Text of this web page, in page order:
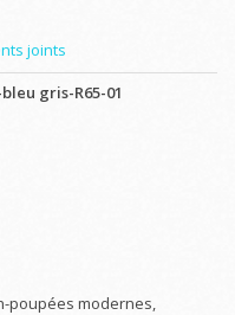
joints
gris-R65-01
poupées modernes,